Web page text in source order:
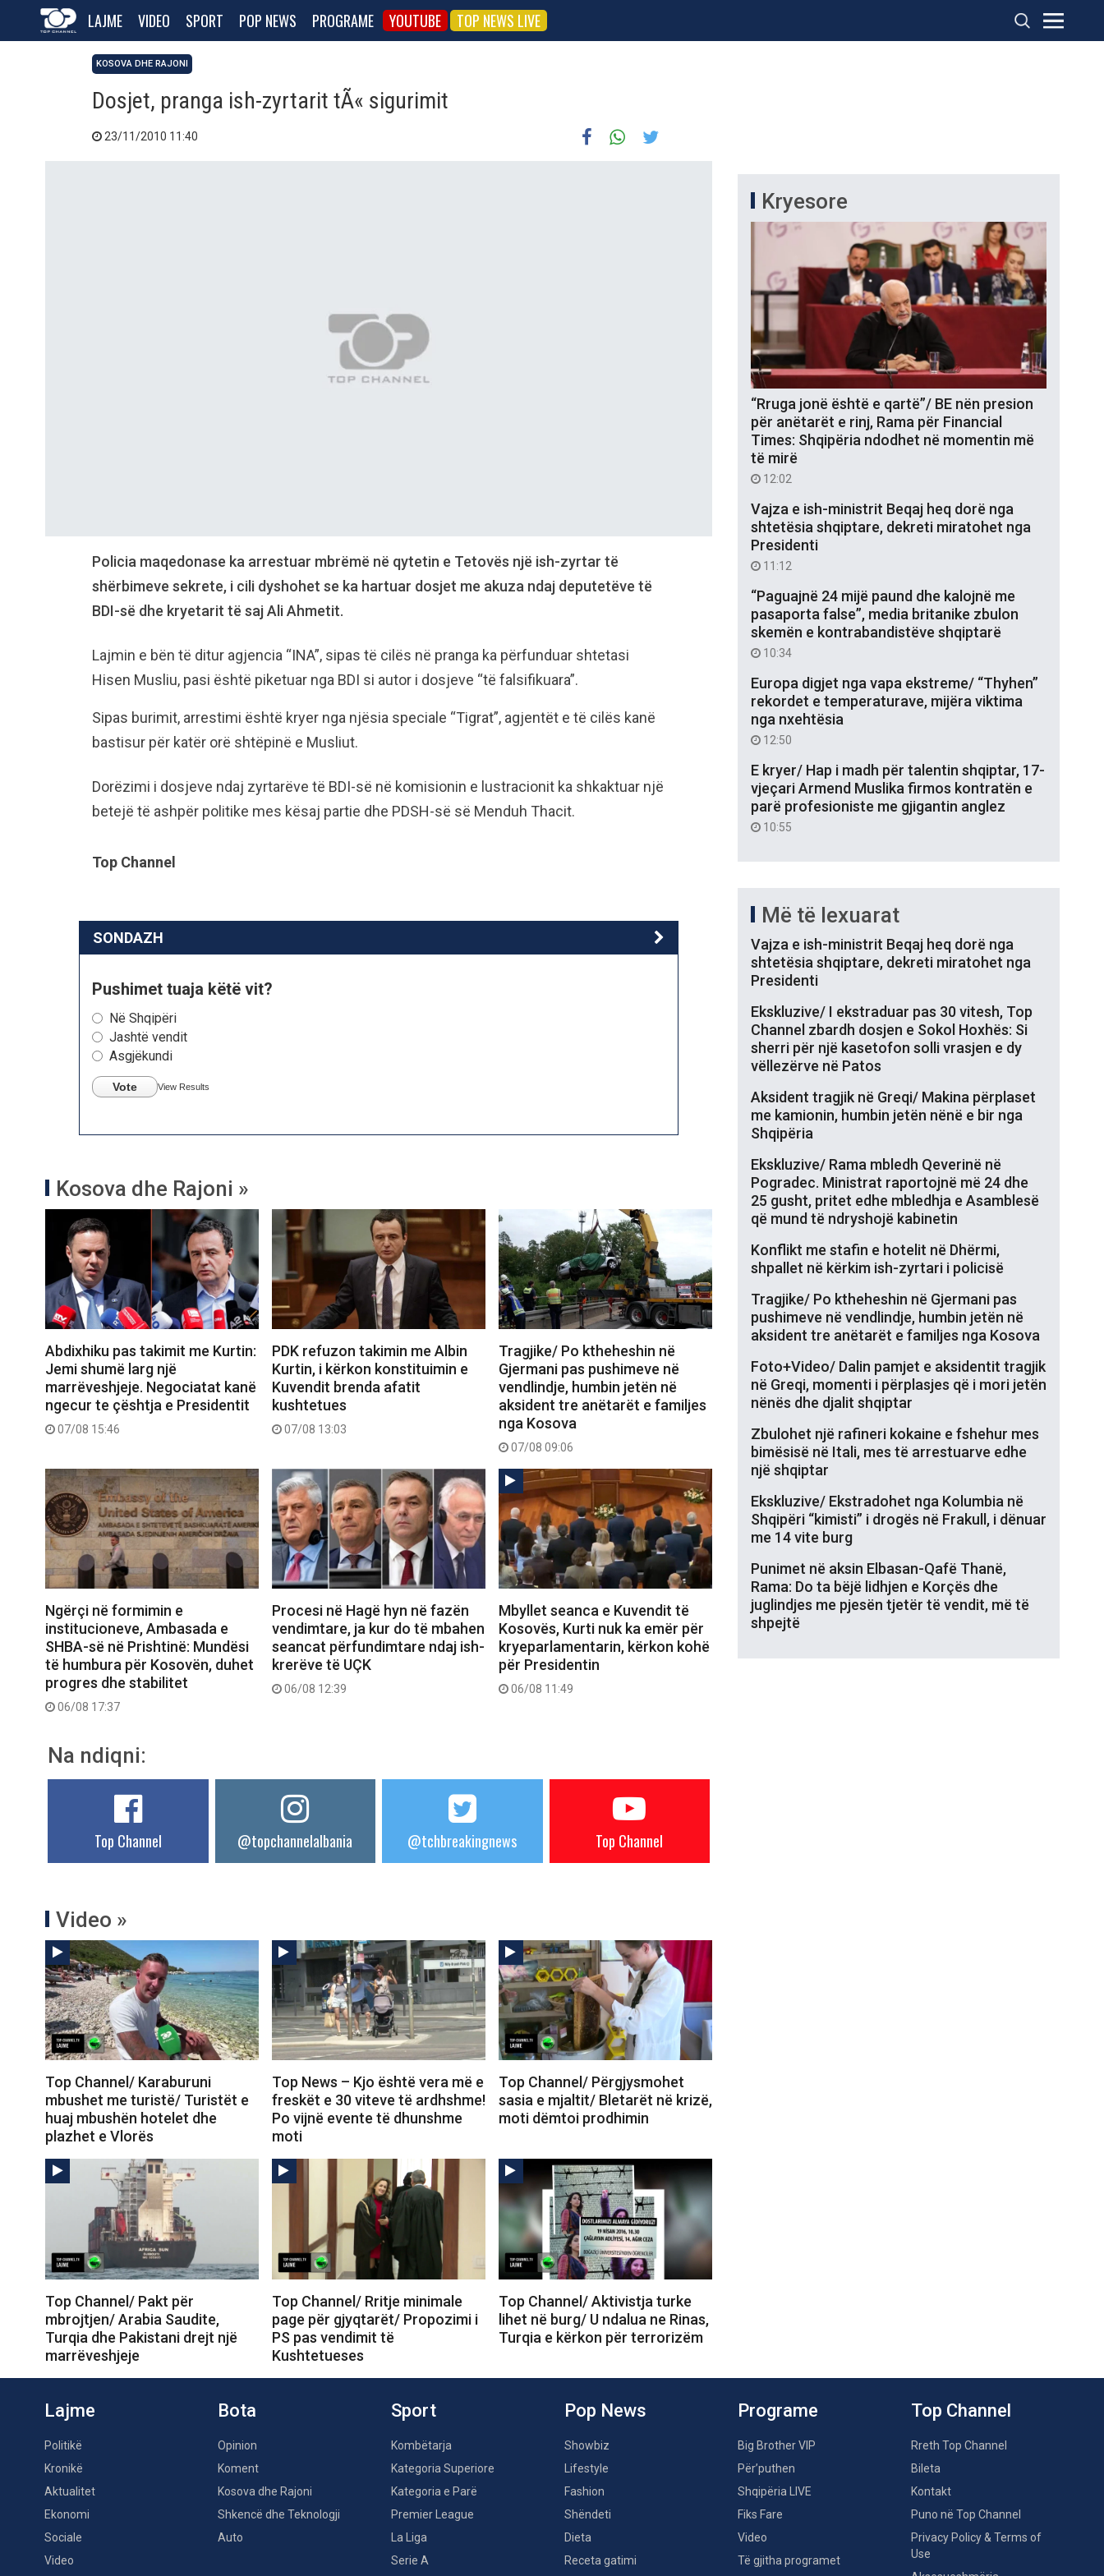
LAJME VIDEO SPORT POP NEWS PROGRAME YOUTUBE TOP NEWS LIVE
KOSOVA DHE RAJONI
Dosjet, pranga ish-zyrtarit tÃ« sigurimit
23/11/2010 11:40
Policia maqedonase ka arrestuar mbrëmë në qytetin e Tetovës një ish-zyrtar të
shërbimeve sekrete, i cili dyshohet se ka hartuar dosjet me akuza ndaj deputetëve të
BDI-së dhe kryetarit të saj Ali Ahmetit.
Lajmin e bën të ditur agjencia “INA”, sipas të cilës në pranga ka përfunduar shtetasi
Hisen Musliu, pasi është piketuar nga BDI si autor i dosjeve “të falsifikuara”.
Sipas burimit, arrestimi është kryer nga njësia speciale “Tigrat”, agjentët e të cilës kanë
bastisur për katër orë shtëpinë e Musliut.
Dorëzimi i dosjeve ndaj zyrtarëve të BDI-së në komisionin e lustracionit ka shkaktuar një
betejë të ashpër politike mes kësaj partie dhe PDSH-së së Menduh Thacit.
Top Channel
SONDAZH
Pushimet tuaja këtë vit?
Në Shqipëri
Jashtë vendit
Asgjëkundi
Vote View Results
Kosova dhe Rajoni »
Abdixhiku pas takimit me Kurtin:
Jemi shumë larg një
marrëveshjeje. Negociatat kanë
ngecur te çështja e Presidentit
07/08 15:46
PDK refuzon takimin me Albin
Kurtin, i kërkon konstituimin e
Kuvendit brenda afatit
kushtetues
07/08 13:03
Tragjike/ Po ktheheshin në
Gjermani pas pushimeve në
vendlindje, humbin jetën në
aksident tre anëtarët e familjes
nga Kosova
07/08 09:06
Ngërçi në formimin e
institucioneve, Ambasada e
SHBA-së në Prishtinë: Mundësi
të humbura për Kosovën, duhet
progres dhe stabilitet
06/08 17:37
Procesi në Hagë hyn në fazën
vendimtare, ja kur do të mbahen
seancat përfundimtare ndaj ish-
krerëve të UÇK
06/08 12:39
Mbyllet seanca e Kuvendit të
Kosovës, Kurti nuk ka emër për
kryeparlamentarin, kërkon kohë
për Presidentin
06/08 11:49
Na ndiqni:
Top Channel @topchannelalbania @tchbreakingnews Top Channel
Video »
Top Channel/ Karaburuni
mbushet me turistë/ Turistët e
huaj mbushën hotelet dhe
plazhet e Vlorës
Top News – Kjo është vera më e
freskët e 30 viteve të ardhshme!
Po vijnë evente të dhunshme
moti
Top Channel/ Përgjysmohet
sasia e mjaltit/ Bletarët në krizë,
moti dëmtoi prodhimin
Top Channel/ Pakt për
mbrojtjen/ Arabia Saudite,
Turqia dhe Pakistani drejt një
marrëveshjeje
Top Channel/ Rritje minimale
page për gjyqtarët/ Propozimi i
PS pas vendimit të
Kushtetueses
Top Channel/ Aktivistja turke
lihet në burg/ U ndalua ne Rinas,
Turqia e kërkon për terrorizëm
Kryesore
“Rruga jonë është e qartë”/ BE nën presion
për anëtarët e rinj, Rama për Financial
Times: Shqipëria ndodhet në momentin më
të mirë
12:02
Vajza e ish-ministrit Beqaj heq dorë nga
shtetësia shqiptare, dekreti miratohet nga
Presidenti
11:12
“Paguajnë 24 mijë paund dhe kalojnë me
pasaporta false”, media britanike zbulon
skemën e kontrabandistëve shqiptarë
10:34
Europa digjet nga vapa ekstreme/ “Thyhen”
rekordet e temperaturave, mijëra viktima
nga nxehtësia
12:50
E kryer/ Hap i madh për talentin shqiptar, 17-
vjeçari Armend Muslika firmos kontratën e
parë profesioniste me gjigantin anglez
10:55
Më të lexuarat
Vajza e ish-ministrit Beqaj heq dorë nga
shtetësia shqiptare, dekreti miratohet nga
Presidenti
Ekskluzive/ I ekstraduar pas 30 vitesh, Top
Channel zbardh dosjen e Sokol Hoxhës: Si
sherri për një kasetofon solli vrasjen e dy
vëllezërve në Patos
Aksident tragjik në Greqi/ Makina përplaset
me kamionin, humbin jetën nënë e bir nga
Shqipëria
Ekskluzive/ Rama mbledh Qeverinë në
Pogradec. Ministrat raportojnë më 24 dhe
25 gusht, pritet edhe mbledhja e Asamblesë
që mund të ndryshojë kabinetin
Konflikt me stafin e hotelit në Dhërmi,
shpallet në kërkim ish-zyrtari i policisë
Tragjike/ Po ktheheshin në Gjermani pas
pushimeve në vendlindje, humbin jetën në
aksident tre anëtarët e familjes nga Kosova
Foto+Video/ Dalin pamjet e aksidentit tragjik
në Greqi, momenti i përplasjes që i mori jetën
nënës dhe djalit shqiptar
Zbulohet një rafineri kokaine e fshehur mes
bimësisë në Itali, mes të arrestuarve edhe
një shqiptar
Ekskluzive/ Ekstradohet nga Kolumbia në
Shqipëri “kimisti” i drogës në Frakull, i dënuar
me 14 vite burg
Punimet në aksin Elbasan-Qafë Thanë,
Rama: Do ta bëjë lidhjen e Korçës dhe
juglindjes me pjesën tjetër të vendit, më të
shpejtë
Lajme
Politikë
Kronikë
Aktualitet
Ekonomi
Sociale
Video
Bota
Opinion
Koment
Kosova dhe Rajoni
Shkencë dhe Teknologji
Auto
Sport
Kombëtarja
Kategoria Superiore
Kategoria e Parë
Premier League
La Liga
Serie A
Pop News
Showbiz
Lifestyle
Fashion
Shëndeti
Dieta
Receta gatimi
Programe
Big Brother VIP
Për’puthen
Shqipëria LIVE
Fiks Fare
Video
Të gjitha programet
Top Channel
Rreth Top Channel
Bileta
Kontakt
Puno në Top Channel
Privacy Policy & Terms of
Use